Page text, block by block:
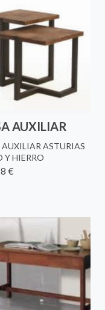
AUXILIAR
AUXILIAR ASTURIAS
Y HIERRO
€